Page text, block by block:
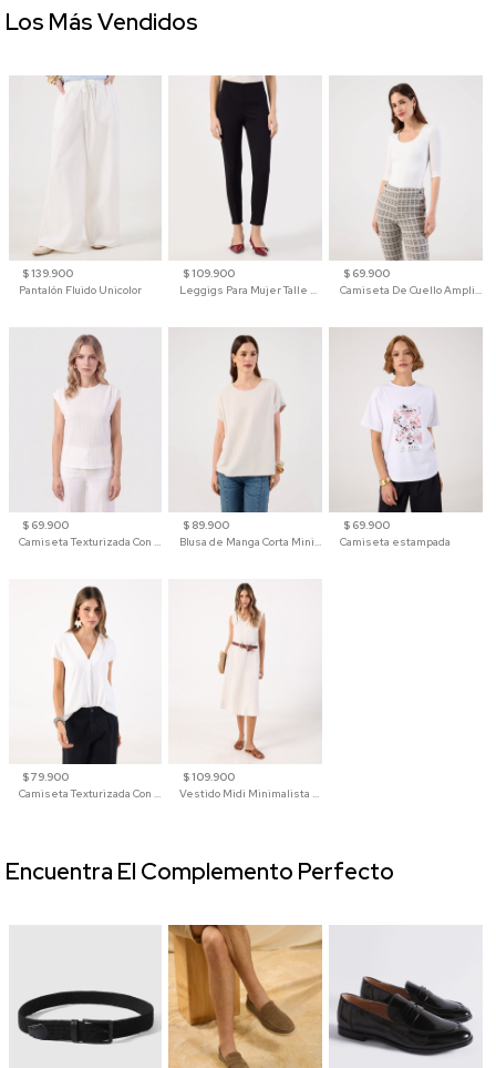
$ 139.900
Pantalón Fluido Unicolor
$ 109.900
Leggigs Para Mujer Talle Alto Liso
$ 69.900
Camiseta De Cuello Amplio Y Manga 3/4 Para Mujer
$ 69.900
Camiseta Texturizada Con Hombro Caído Para Mujer
$ 89.900
Blusa de Manga Corta Minimalista para Mujer
$ 69.900
Camiseta estampada
$ 79.900
Camiseta Texturizada Con Cuello En V Para Mujer
$ 109.900
Vestido Midi Minimalista De Silueta Amplia
Los Más Vendidos
Encuentra El Complemento Perfecto